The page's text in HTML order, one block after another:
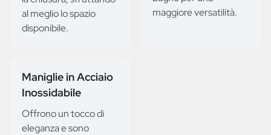
al meglio lo spazio
disponibile.
maggiore versatilità.
Maniglie in Acciaio
Inossidabile
Offrono un tocco di
eleganza e sono